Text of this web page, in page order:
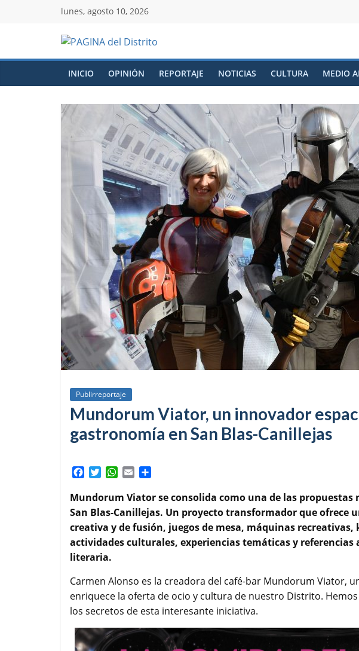
lunes, agosto 10, 2026
INICIO OPINIÓN REPORTAJE NOTICIAS CULTURA MEDIO
Publirreportaje
Mundorum Viator, un innovador
gastronomía en San Blas-Canillejas
c
e
b
o
o
k
i
t
t
e
r
W
a
t
s
A
p
a
i
l
m
p
a
r
t
Mundorum Viator se consolida como una de las propuestas
San Blas-Canillejas. Un proyecto transformador que ofrece
creativa y de fusión, juegos de mesa, máquinas
actividades culturales, experiencias temáticas y
literaria.
Carmen Alonso es la creadora del café-bar Mundorum Viator,
enriquece la oferta de ocio y cultura de nuestro Distrito.
los secretos de esta interesante iniciativa.